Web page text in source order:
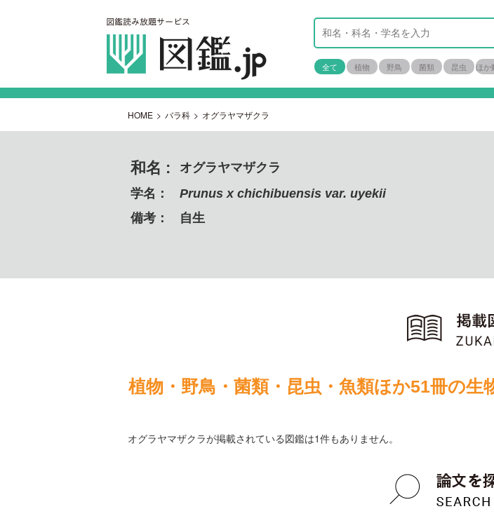
全て 植物 野鳥 菌類 昆虫 ほか
HOME > バラ科 > オグラヤマザクラ
和名 :
オグラヤマザクラ
学名：
Prunus x chichibuensis var. uyekii
備考：
自生
植物・野鳥・菌類・昆虫・魚類ほか51冊の生
オグラヤマザクラが掲載されている図鑑は1件もありません。